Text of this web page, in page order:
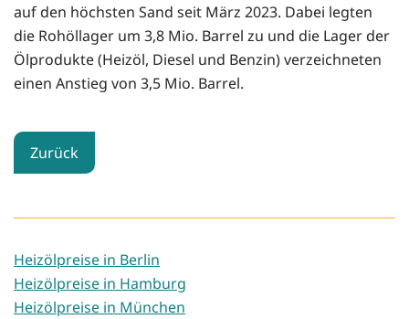
auf den höchsten Sand seit März 2023. Dabei legten
die Rohöllager um 3,8 Mio. Barrel zu und die Lager der
Ölprodukte (Heizöl, Diesel und Benzin) verzeichneten
einen Anstieg von 3,5 Mio. Barrel.
Zurück
Heizölpreise in Berlin
Heizölpreise in Hamburg
Heizölpreise in München